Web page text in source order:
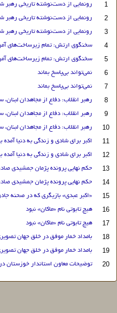
1 رونمایی از دست‌نوشته تاریخی رهبر
2 رونمایی از دست‌نوشته تاریخی رهبر
3 رونمایی از دست‌نوشته تاریخی رهبر
4 سخنگوی ارتش: تمام زیرساخت‌های
5 سخنگوی ارتش: تمام زیرساخت‌های
6 نمی‌تواند بی‌پاسخ بماند
7 نمی‌تواند بی‌پاسخ بماند
8 رهبر انقلاب: دفاع از مجاهدان
9 رهبر انقلاب: دفاع از مجاهدان
10 رهبر انقلاب: دفاع از مجاهدان
11 اکبر برای شادی و زندگی به دنیا آمده
12 اکبر برای شادی و زندگی به دنیا آمده
13 حکم نهایی پرونده پژمان جمشیدی
14 حکم نهایی پرونده پژمان جمشیدی
15 «اکبر عبدی» بازیگری که در صحنه
16 هیچ تابوتی نام «ماکان» نبود
17 هیچ تابوتی نام «ماکان» نبود
18 بامداد خمار موفق در خلق جهان
19 بامداد خمار موفق در خلق جهان
20 توضیحات معاون استاندار خوزستان